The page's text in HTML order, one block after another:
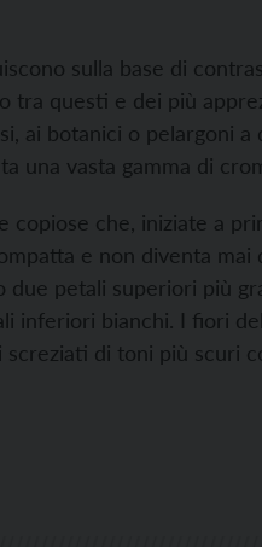
sulla base di
tra questi e dei più
ai botanici o pelargoni
una vasta gamma di
che, iniziate a
e non diventa mai
petali superiori più
inferiori bianchi. I fiori
di toni più scuri